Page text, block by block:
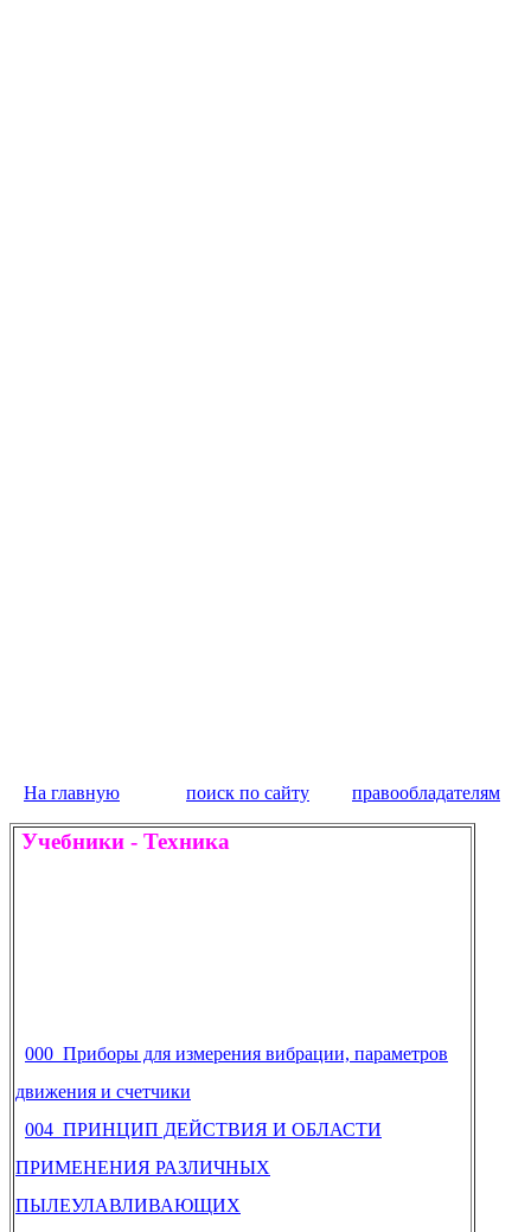
На главную поиск по сайту правообладателям
Учебники - Техника
000 Приборы для измерения вибрации, параметров
движения и счетчики
004 ПРИНЦИП ДЕЙСТВИЯ И ОБЛАСТИ
ПРИМЕНЕНИЯ РАЗЛИЧНЫХ
ПЫЛЕУЛАВЛИВАЮЩИХ